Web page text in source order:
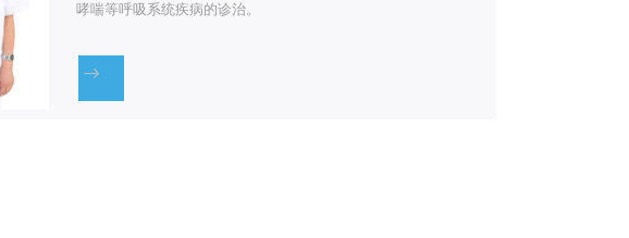
哮喘等呼吸系统疾病的诊治。